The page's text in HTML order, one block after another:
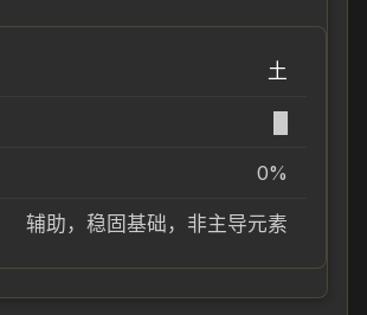
土
0%
辅助，稳固基础，非主导元素